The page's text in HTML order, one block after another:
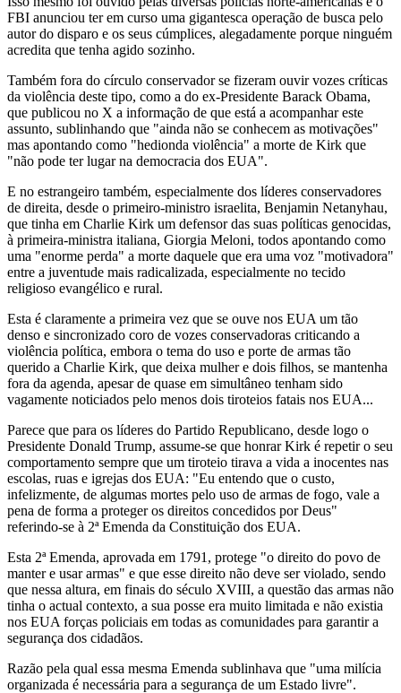
FBI anunciou ter em curso uma gigantesca operação de busca pelo
autor do disparo e os seus cúmplices, alegadamente porque ninguém
acredita que tenha agido sozinho.
Também fora do círculo conservador se fizeram ouvir vozes críticas
da violência deste tipo, como a do ex-Presidente Barack Obama,
que publicou no X a informação de que está a acompanhar este
assunto, sublinhando que "ainda não se conhecem as motivações"
mas apontando como "hedionda violência" a morte de Kirk que
"não pode ter lugar na democracia dos EUA".
E no estrangeiro também, especialmente dos líderes conservadores
de direita, desde o primeiro-ministro israelita, Benjamin Netanyhau,
que tinha em Charlie Kirk um defensor das suas políticas genocidas,
à primeira-ministra italiana, Giorgia Meloni, todos apontando como
uma "enorme perda" a morte daquele que era uma voz "motivadora"
entre a juventude mais radicalizada, especialmente no tecido
religioso evangélico e rural.
Esta é claramente a primeira vez que se ouve nos EUA um tão
denso e sincronizado coro de vozes conservadoras criticando a
violência política, embora o tema do uso e porte de armas tão
querido a Charlie Kirk, que deixa mulher e dois filhos, se mantenha
fora da agenda, apesar de quase em simultâneo tenham sido
vagamente noticiados pelo menos dois tiroteios fatais nos EUA...
Parece que para os líderes do Partido Republicano, desde logo o
Presidente Donald Trump, assume-se que honrar Kirk é repetir o seu
comportamento sempre que um tiroteio tirava a vida a inocentes nas
escolas, ruas e igrejas dos EUA: "Eu entendo que o custo,
infelizmente, de algumas mortes pelo uso de armas de fogo, vale a
pena de forma a proteger os direitos concedidos por Deus"
referindo-se à 2ª Emenda da Constituição dos EUA.
Esta 2ª Emenda, aprovada em 1791, protege "o direito do povo de
manter e usar armas" e que esse direito não deve ser violado, sendo
que nessa altura, em finais do século XVIII, a questão das armas não
tinha o actual contexto, a sua posse era muito limitada e não existia
nos EUA forças policiais em todas as comunidades para garantir a
segurança dos cidadãos.
Razão pela qual essa mesma Emenda sublinhava que "uma milícia
organizada é necessária para a segurança de um Estado livre".